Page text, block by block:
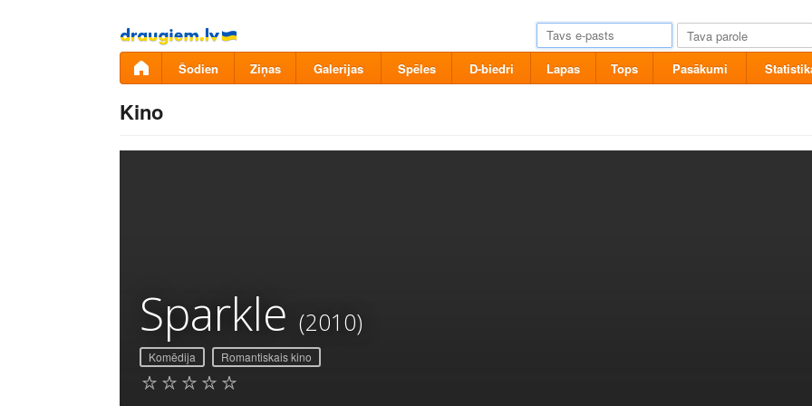
Pāriet
uz
saturu
Šodien Ziņas Galerijas Spēles D-biedri Lapas Tops Pasākumi
Kino
Sparkle (2010)
Komēdija Romantiskais kino